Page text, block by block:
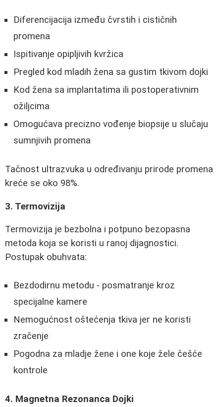
Diferencijacija između čvrstih i cističnih
promena
Ispitivanje opipljivih kvržica
Pregled kod mladih žena sa gustim tkivom dojki
Kod žena sa implantatima ili postoperativnim
ožiljcima
Omogućava precizno vođenje biopsije u slučaju
sumnjivih promena
Tačnost ultrazvuka u određivanju prirode promena
kreće se oko 98%.
3. Termovizija
Termovizija je bezbolna i potpuno bezopasna
metoda koja se koristi u ranoj dijagnostici.
Postupak obuhvata:
Bezdodirnu metodu - posmatranje kroz
specijalne kamere
Nemogućnost oštećenja tkiva jer ne koristi
zračenje
Pogodna za mladje žene i one koje žele češće
kontrole
4. Magnetna Rezonanca Dojki